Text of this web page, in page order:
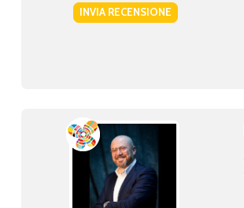
INVIA RECENSIONE